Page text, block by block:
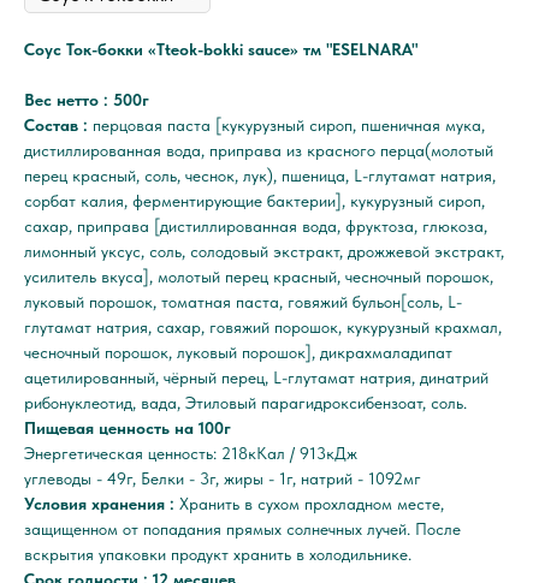
Соус Ток-бокки «Tteok-bokki sauce» тм "ESELNARA"
Вес нетто : 500г
Состав : перцовая паста [кукурузный сироп, пшеничная мука,
дистиллированная вода, приправа из красного перца(молотый
перец красный, соль, чеснок, лук), пшеница, L-глутамат натрия,
сорбат калия, ферментирующие бактерии], кукурузный сироп,
сахар, приправа [дистиллированная вода, фруктоза, глюкоза,
лимонный уксус, соль, солодовый экстракт, дрожжевой экстракт,
усилитель вкуса], молотый перец красный, чесночный порошок,
луковый порошок, томатная паста, говяжий бульон[соль, L-
глутамат натрия, сахар, говяжий порошок, кукурузный крахмал,
чесночный порошок, луковый порошок], дикрахмаладипат
ацетилированный, чёрный перец, L-глутамат натрия, динатрий
рибонуклеотид, вада, Этиловый парагидроксибензоат, соль.
Пищевая ценность на 100г
Энергетическая ценность: 218кКал / 913кДж
углеводы - 49г, Белки - 3г, жиры - 1г, натрий - 1092мг
Условия хранения : Хранить в сухом прохладном месте,
защищенном от попадания прямых солнечных лучей. После
вскрытия упаковки продукт хранить в холодильнике.